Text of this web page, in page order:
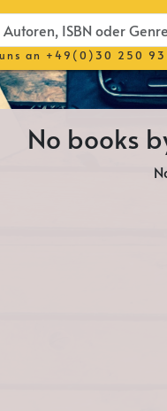
an +49(0)30 250
No books